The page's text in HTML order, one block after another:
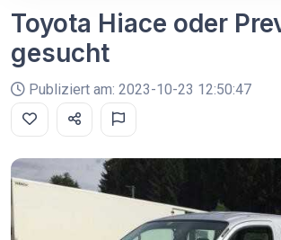
Toyota Hiace oder
gesucht
Publiziert am: 2023-10-23 12:50:47